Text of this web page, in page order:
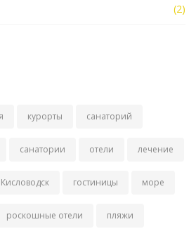
(2)
курорты санаторий
санатории отели лечение
Кисловодск гостиницы море
роскошные отели пляжи